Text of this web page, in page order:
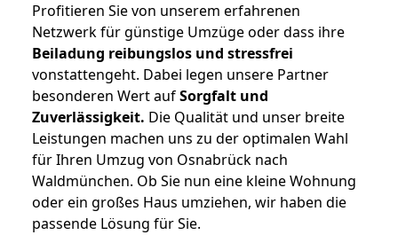
Profitieren Sie von unserem erfahrenen
Netzwerk für günstige Umzüge oder dass ihre
Beiladung reibungslos und stressfrei
vonstattengeht. Dabei legen unsere Partner
besonderen Wert aufSorgfalt und
Zuverlässigkeit. Die Qualität und unser breite
Leistungen machen uns zu der optimalen Wahl
für Ihren Umzug von Osnabrück nach
Waldmünchen. Ob Sie nun eine kleine Wohnung
oder ein großes Haus umziehen, wir haben die
passende Lösung für Sie.